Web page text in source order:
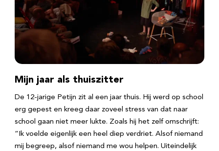
Mijn jaar als thuiszitter
De 12-jarige Petijn zit al een jaar thuis. Hij werd op school
erg gepest en kreeg daar zoveel stress van dat naar
school gaan niet meer lukte. Zoals hij het zelf omschrijft:
“Ik voelde eigenlijk een heel diep verdriet. Alsof niemand
mij begreep, alsof niemand me wou helpen. Uiteindelijk